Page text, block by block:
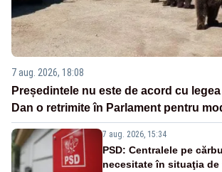
7 aug. 2026, 18:08
Președintele nu este de acord cu
Dan o retrimite în Parlament pentru
7 aug. 2026, 15:34
PSD: Centralele pe
necesitate în situaţia de